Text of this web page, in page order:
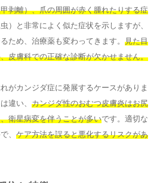
剥離）、爪の周囲が赤く腫れたりする症
）と非常によく似た症状を示しますが、
ため、治療薬も変わってきます。 見た目
皮膚科での正確な診断が欠かせません。
がカンジダ症に発展するケースがありま
違い、 カンジダ性のおむつ皮膚炎はお尻
衛星病変を伴うことが多いです。適切な
、 ケア方法を誤ると悪化するリスクがあ